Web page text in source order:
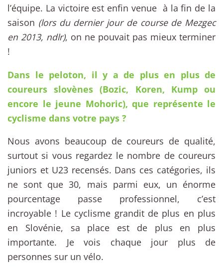
l’équipe. La victoire est enfin venue à la fin de la
saison (lors du dernier jour de course de Mezgec
en 2013, ndlr), on ne pouvait pas mieux terminer
!
Dans le peloton, il y a de plus en plus de
coureurs slovènes (Bozic, Koren, Kump ou
encore le jeune Mohoric), que représente le
cyclisme dans votre pays ?
Nous avons beaucoup de coureurs de qualité,
surtout si vous regardez le nombre de coureurs
juniors et U23 recensés. Dans ces catégories, ils
ne sont que 30, mais parmi eux, un énorme
pourcentage passe professionnel, c’est
incroyable ! Le cyclisme grandit de plus en plus
en Slovénie, sa place est de plus en plus
importante. Je vois chaque jour plus de
personnes sur un vélo.